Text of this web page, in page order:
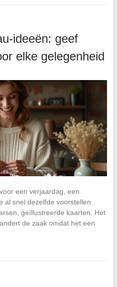
ideeën: geef
elke gelegenheid
een verjaardag, een
al snel dezelfde voorstellen
geïllustreerde kaarten. Het
de zaak omdat het een